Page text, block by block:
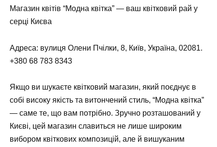
Магазин квітів “Модна квітка” — ваш квітковий рай у
серці Києва
Адреса: вулиця Олени Пчілки, 8, Київ, Україна, 02081.
+380 68 783 8343
Якщо ви шукаєте квітковий магазин, який поєднує в
собі високу якість та витончений стиль, “Модна квітка”
— саме те, що вам потрібно. Зручно розташований у
Києві, цей магазин славиться не лише широким
вибором квіткових композицій, але й вишуканим